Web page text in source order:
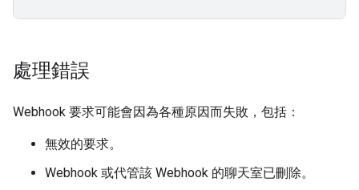
處理錯誤
Webhook 要求可能會因為各種原因而失敗，包括：
無效的要求。
Webhook 或代管該 Webhook 的聊天室已刪除。